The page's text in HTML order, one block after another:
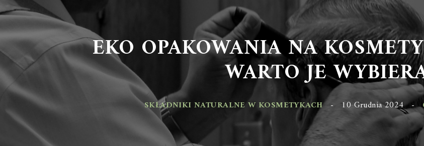
EKO OPAKOWANIA NA
WARTO JE
SKŁADNIKI NATURALNE W KOSMETYKACH 10 Grudnia 2024 -